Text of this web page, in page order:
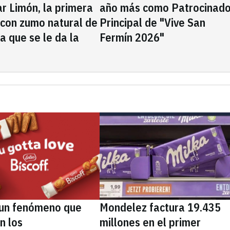
Limón, la primera
zumo natural de
que se le da la
año más como
Principal de "Vive San
Fermín 2026"
fenómeno que
los
Mondelez factura 19.435
millones en el primer